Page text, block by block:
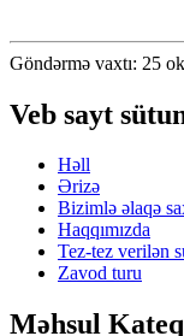
Göndərmə vaxtı: 25
Veb sayt
Həll
Ərizə
Bizimlə əlaqə
Haqqımızda
Tez-tez verilən
Zavod turu
Məhsul